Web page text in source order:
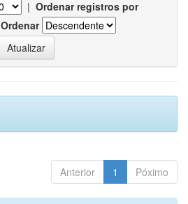
| Ordenar registros por
Ordenar
Anterior 1 Póximo